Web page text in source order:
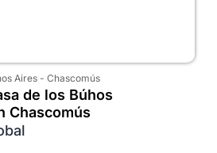
Aires- Chascomús
de los Búhos
Chascomús